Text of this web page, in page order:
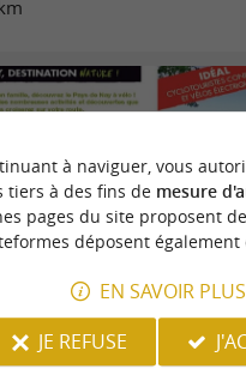
à naviguer, vous
tiers à des fins de mesure
pages du site proposent
déposent également
EN SAVOIR PLUS
JE REFUSE